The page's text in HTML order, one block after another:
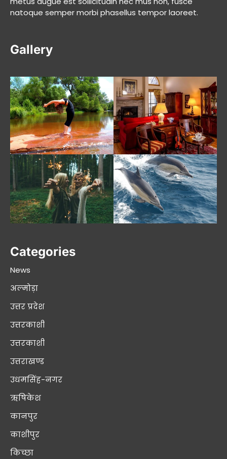
natoque semper morbi phasellus tempor laoreet.
Gallery
Categories
News
अल्मोड़ा
उत्तर प्रदेश
उत्तरकाशी
उत्तरकाशी
उत्तराखण्ड
उधमसिंह-नगर
ऋषिकेश
कानपुर
काशीपुर
किच्छा